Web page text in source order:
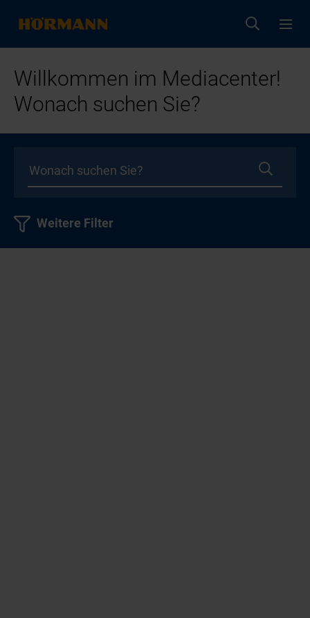
Willkommen im Mediacenter!
Wonach suchen Sie?
Weitere Filter